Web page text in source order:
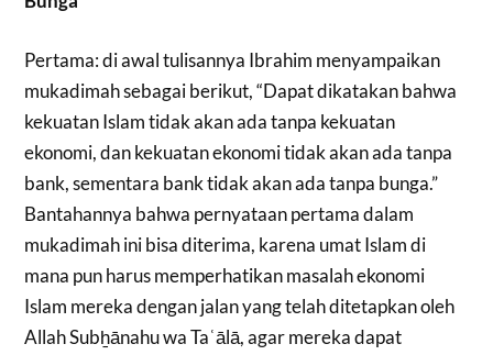
Pertama: di awal tulisannya Ibrahim menyampaikan
mukadimah sebagai berikut, “Dapat dikatakan bahwa
kekuatan Islam tidak akan ada tanpa kekuatan
ekonomi, dan kekuatan ekonomi tidak akan ada tanpa
bank, sementara bank tidak akan ada tanpa bunga.”
Bantahannya bahwa pernyataan pertama dalam
mukadimah ini bisa diterima, karena umat Islam di
mana pun harus memperhatikan masalah ekonomi
Islam mereka dengan jalan yang telah ditetapkan oleh
Allah Subẖānahu wa Taʿālā, agar mereka dapat